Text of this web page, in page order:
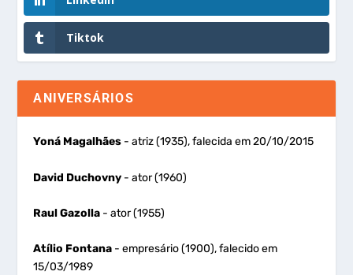
Tiktok
ANIVERSÁRIOS
Yoná Magalhães - atriz (1935), falecida em 20/10/2015
David Duchovny - ator (1960)
Raul Gazolla - ator (1955)
Atílio Fontana - empresário (1900), falecido em
15/03/1989